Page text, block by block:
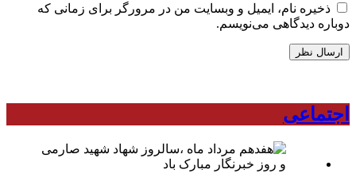
ذخیره نام، ایمیل و وبسایت من در مرورگر برای زمانی که
دوباره دیدگاهی می‌نویسم.
اجتماعی